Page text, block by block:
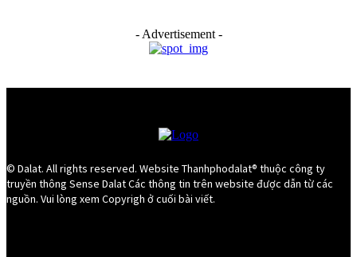
- Advertisement -
© Dalat. All rights reserved. Website Thanhphodalat® thuộc công ty
truyền thông Sense Dalat Các thông tin trên website được dẫn từ các
nguồn. Vui lòng xem Copyrigh ở cuối bài viết.